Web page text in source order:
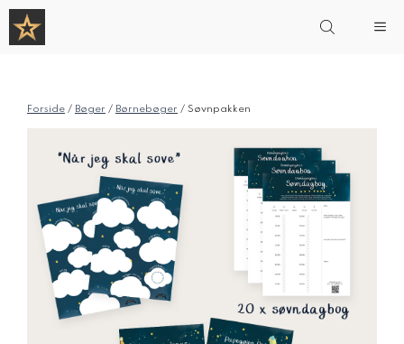
Hop
indhold
Forside / Bøger / Børnebøger / Søvnpakken